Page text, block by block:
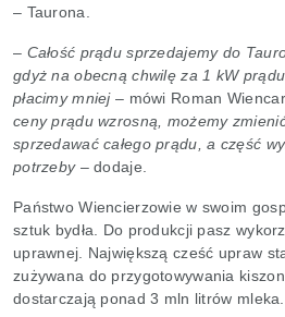
– Taurona.
– Całość prądu sprzedajemy do
gdyż na obecną chwilę za 1 kW
płacimy mniej– mówi Roman
ceny prądu wzrosną, możemy
sprzedawać całego prądu, a część
potrzeby– dodaje.
Państwo Wiencierzowie w swoim
sztuk bydła. Do produkcji pasz
uprawnej. Największą cześć upraw
zużywana do przygotowywania
dostarczają ponad 3 mln litrów mleka.